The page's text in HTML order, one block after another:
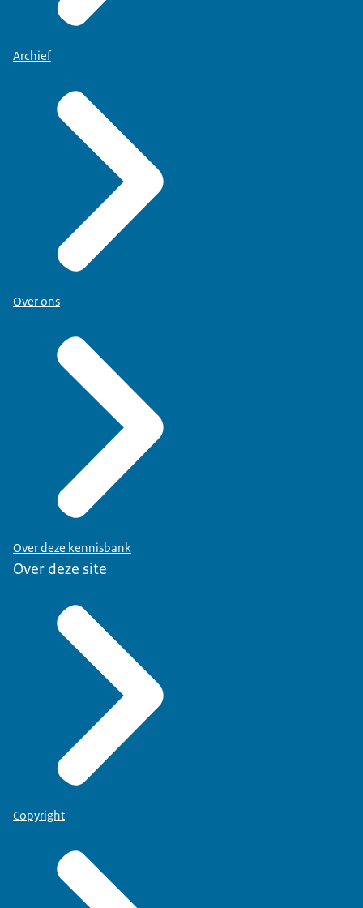
Archief
Over ons
Over deze kennisbank
Over deze site
Copyright